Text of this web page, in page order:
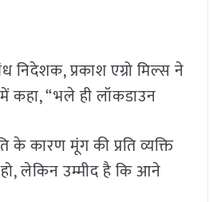
निदेशक, प्रकाश एग्रो मिल्स ने
कहा, “भले ही लॉकडाउन
के कारण मूंग की प्रति व्यक्ति
लेकिन उम्मीद है कि आने